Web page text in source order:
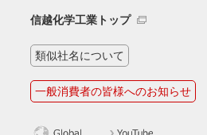
信越化学工業トップ
類似社名について
一般消費者の皆様へのお知らせ